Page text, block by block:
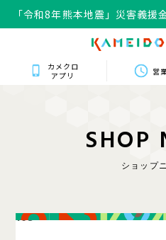
「令和8年熊本地震」災害義援
カメクロ
アプリ
営
SHOP
ショップ
103